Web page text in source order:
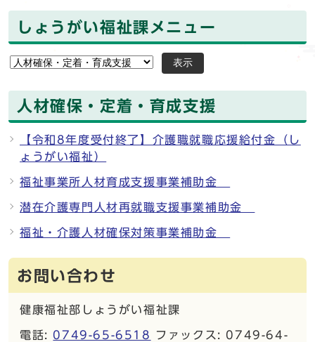
しょうがい福祉課メニュー
表示
人材確保・定着・育成支援
【令和8年度受付終了】介護職就職応援給付金（し
ょうがい福祉）
福祉事業所人材育成支援事業補助金
潜在介護専門人材再就職支援事業補助金
福祉・介護人材確保対策事業補助金
お問い合わせ
健康福祉部しょうがい福祉課
電話: 0749-65-6518
ファックス: 0749-64-